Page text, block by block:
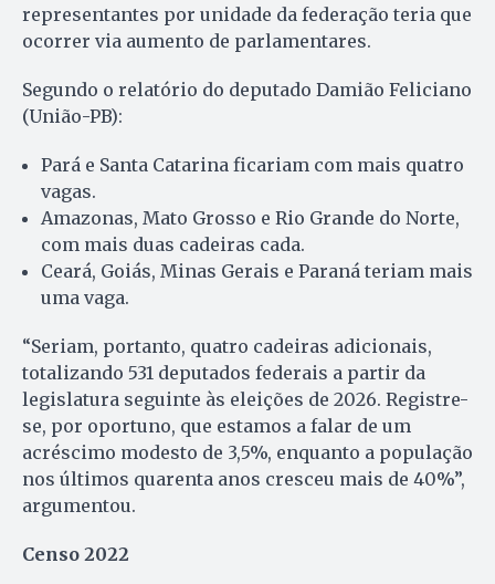
representantes por unidade da federação teria que
ocorrer via aumento de parlamentares.
Segundo o relatório do deputado Damião Feliciano
(União-PB):
Pará e Santa Catarina ficariam com mais quatro
vagas.
Amazonas, Mato Grosso e Rio Grande do Norte,
com mais duas cadeiras cada.
Ceará, Goiás, Minas Gerais e Paraná teriam mais
uma vaga.
“Seriam, portanto, quatro cadeiras adicionais,
totalizando 531 deputados federais a partir da
legislatura seguinte às eleições de 2026. Registre-
se, por oportuno, que estamos a falar de um
acréscimo modesto de 3,5%, enquanto a população
nos últimos quarenta anos cresceu mais de 40%”,
argumentou.
Censo 2022